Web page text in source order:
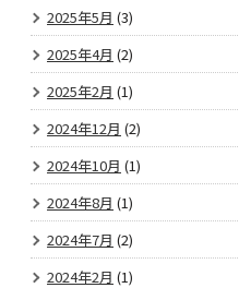
2025年5月 (3)
2025年4月 (2)
2025年2月 (1)
2024年12月 (2)
2024年10月 (1)
2024年8月 (1)
2024年7月 (2)
2024年2月 (1)